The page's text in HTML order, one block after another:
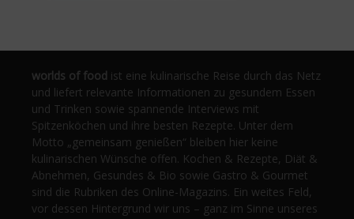
worlds of food ist eine kulinarische Reise durch das Netz
und liefert relevante Informationen zu gesundem Essen
und Trinken sowie spannende Interviews mit
Spitzenköchen und ihre besten Rezepte. Unter dem
Motto „gemeinsam genießen“ bleiben hier keine
kulinarischen Wünsche offen. Kochen & Rezepte, Diät &
Abnehmen, Gesundes & Bio sowie Gastro & Gourmet
sind die Rubriken des Online-Magazins. Ein weites Feld,
vor dessen Hintergrund wir uns – ganz im Sinne unseres